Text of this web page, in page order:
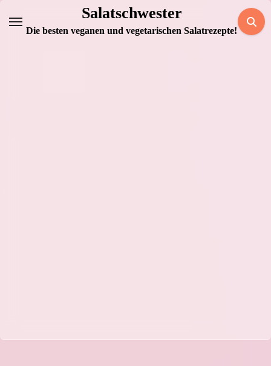
Inhalt
Salatschwester
Die besten veganen und vegetarischen Salatrezepte!